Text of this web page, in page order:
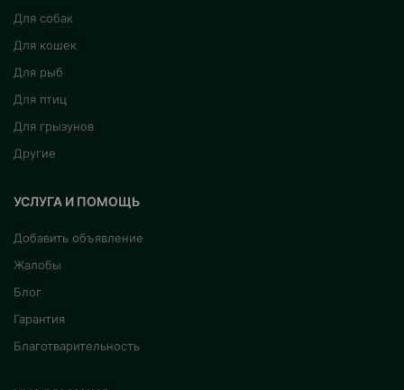
Для собак
Для кошек
Для рыб
Для птиц
Для грызунов
Другие
УСЛУГА И ПОМОЩЬ
Добавить объявление
Жалобы
Блог
Гарантия
Благотварительность